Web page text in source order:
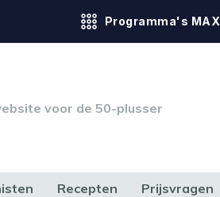
Programma's MAX
voor de 50-plusser
Recepten Prijsvragen